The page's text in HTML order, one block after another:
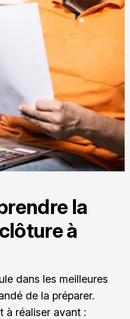
la
à
dans les meilleures
de la préparer.
à réaliser avant :